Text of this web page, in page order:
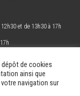
et de 13h30 à 17h
!
Les docs.
de cookies
ainsi que
navigation sur